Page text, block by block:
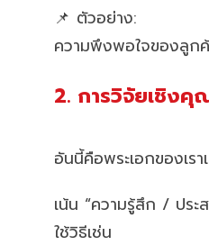
📌 ตัวอย่าง:
ความพึงพอใจของลูก
2. การวิจัยเชิง
อันนี้คือพระเอกของเร
เน้น “ความรู้สึก / ปร
ใช้วิธีเช่น